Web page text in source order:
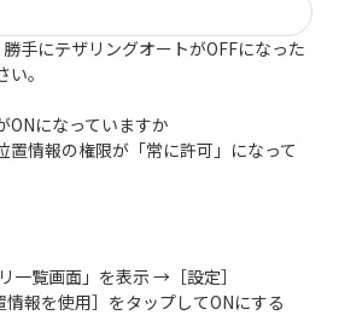
勝手にテザリングオートがOFFになった
。
ONになっていますか
置情報の権限が「常に許可」になって
一覧画面」を表示 →［設定］
報を使用］をタップしてONにする